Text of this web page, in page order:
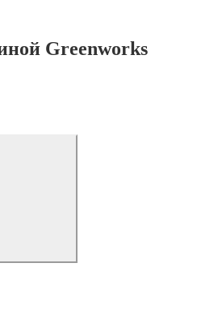
Greenworks